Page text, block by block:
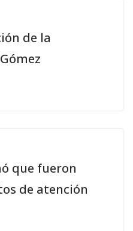
de la
que fueron
de atención